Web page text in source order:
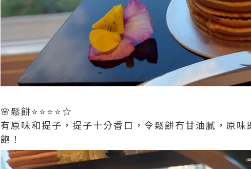
🌸鬆餅⭐️⭐️⭐️⭐️☆
有原味和提子，提子十分香口，令鬆餅冇甘油膩，原
飽！